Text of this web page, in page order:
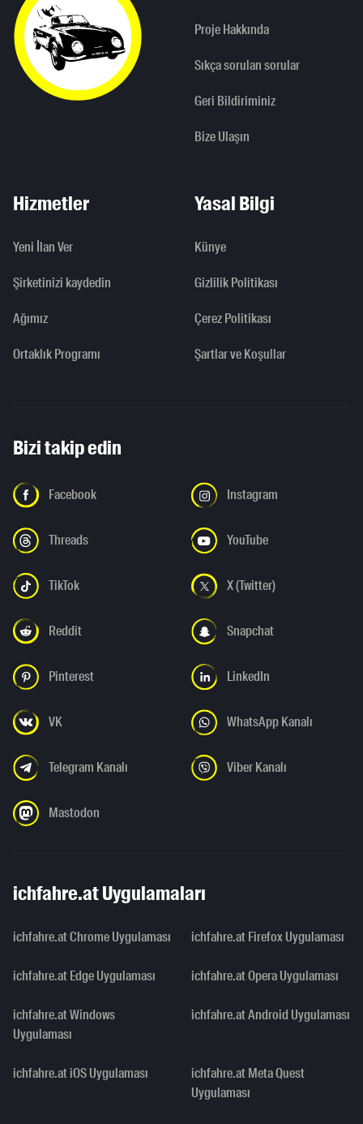
Proje Hakkında
Sıkça sorulan sorular
Geri Bildiriminiz
Bize Ulaşın
Hizmetler
Yeni İlan Ver
Şirketinizi kaydedin
Ağımız
Ortaklık Programı
Yasal Bilgi
Künye
Gizlilik Politikası
Çerez Politikası
Şartlar ve Koşullar
Bizi takip edin
Facebook Instagram
Threads YouTube
TikTok X (Twitter)
Reddit Snapchat
Pinterest LinkedIn
VK WhatsApp Kanalı
Telegram Kanalı Viber Kanalı
Mastodon
ichfahre.at Uygulamaları
ichfahre.at Chrome Uygulaması ichfahre.at Firefox Uygulaması
ichfahre.at Edge Uygulaması ichfahre.at Opera Uygulaması
ichfahre.at Windows
Uygulaması
ichfahre.at Android Uygulaması
ichfahre.at iOS Uygulaması
ichfahre.at Meta Quest
Uygulaması